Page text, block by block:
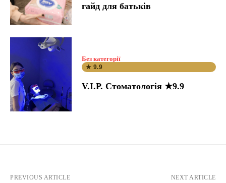
гайд для батьків
Без категорії
★ 9.9
V.I.P. Стоматологія ★9.9
PREVIOUS ARTICLE NEXT ARTICLE